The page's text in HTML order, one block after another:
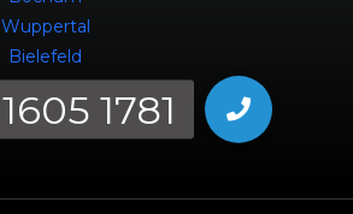
Wuppertal
Bielefeld